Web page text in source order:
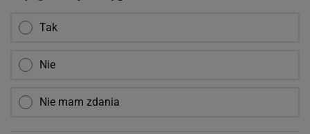
Tak
Nie
Nie mam zdania